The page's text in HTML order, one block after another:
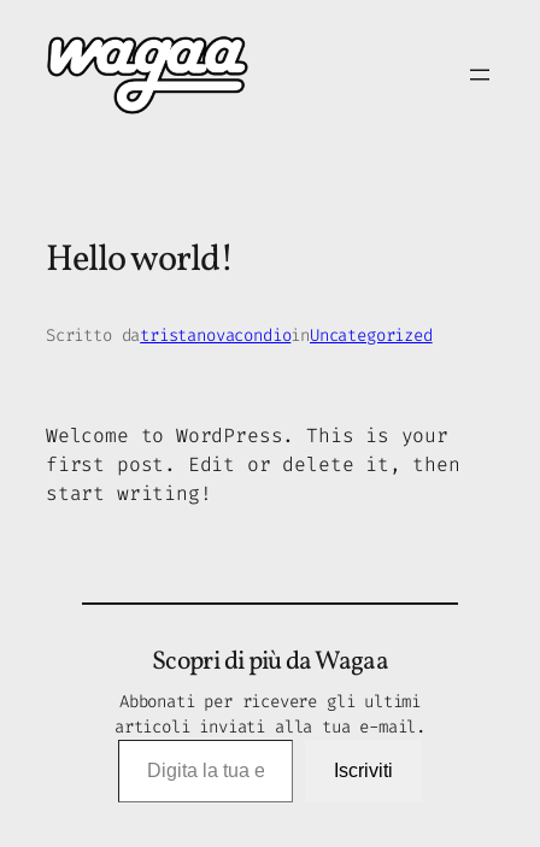
contenuto
Hello world!
Scritto datristanovacondioinUncategorized
Welcome to WordPress. This is your
first post. Edit or delete it, then
start writing!
Scopri di più da Wagaa
Abbonati per ricevere gli ultimi
articoli inviati alla tua e-mail.
Digita la tua e-mail…
Iscriviti